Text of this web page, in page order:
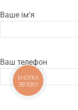
Ваше ім'я
Ваш телефон
КНОПКА
ЗВ'ЯЗКУ